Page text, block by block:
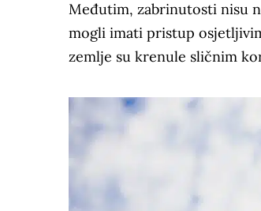
Međutim, zabrinutosti nisu
mogli imati pristup
zemlje su krenule sličnim